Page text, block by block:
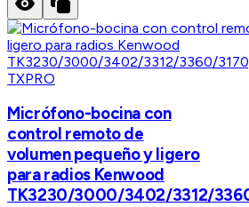
TXPRO
Micrófono-bocina con
control remoto de
volumen pequeño y ligero
para radios Kenwood
TK3230/3000/3402/3312/